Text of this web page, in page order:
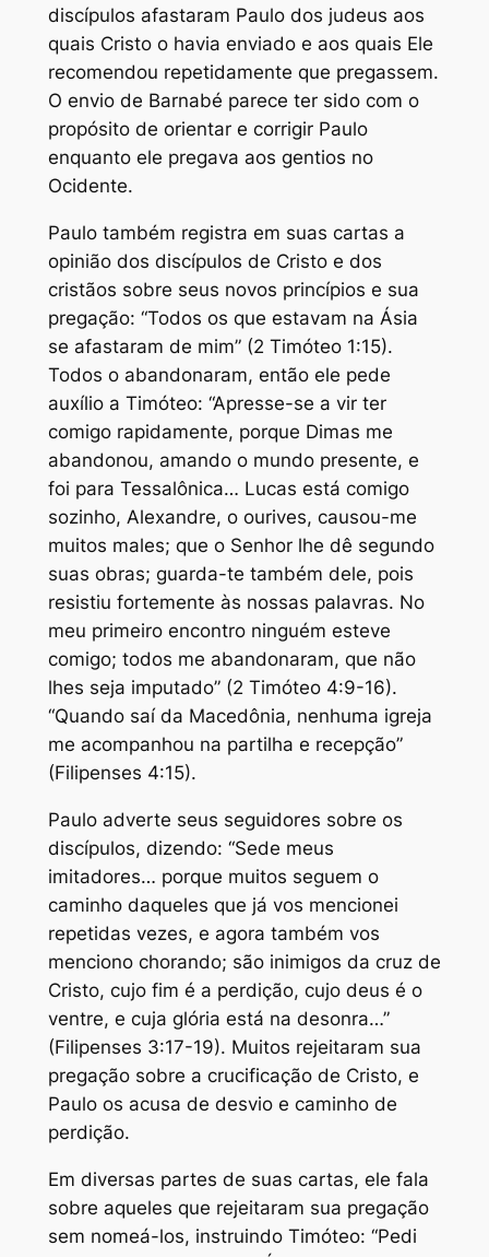
discípulos afastaram Paulo dos judeus aos
quais Cristo o havia enviado e aos quais Ele
recomendou repetidamente que pregassem.
O envio de Barnabé parece ter sido com o
propósito de orientar e corrigir Paulo
enquanto ele pregava aos gentios no
Ocidente.
Paulo também registra em suas cartas a
opinião dos discípulos de Cristo e dos
cristãos sobre seus novos princípios e sua
pregação: “Todos os que estavam na Ásia
se afastaram de mim” (2 Timóteo 1:15).
Todos o abandonaram, então ele pede
auxílio a Timóteo: “Apresse-se a vir ter
comigo rapidamente, porque Dimas me
abandonou, amando o mundo presente, e
foi para Tessalônica… Lucas está comigo
sozinho, Alexandre, o ourives, causou-me
muitos males; que o Senhor lhe dê segundo
suas obras; guarda-te também dele, pois
resistiu fortemente às nossas palavras. No
meu primeiro encontro ninguém esteve
comigo; todos me abandonaram, que não
lhes seja imputado” (2 Timóteo 4:9-16).
“Quando saí da Macedônia, nenhuma igreja
me acompanhou na partilha e recepção”
(Filipenses 4:15).
Paulo adverte seus seguidores sobre os
discípulos, dizendo: “Sede meus
imitadores… porque muitos seguem o
caminho daqueles que já vos mencionei
repetidas vezes, e agora também vos
menciono chorando; são inimigos da cruz de
Cristo, cujo fim é a perdição, cujo deus é o
ventre, e cuja glória está na desonra…”
(Filipenses 3:17-19). Muitos rejeitaram sua
pregação sobre a crucificação de Cristo, e
Paulo os acusa de desvio e caminho de
perdição.
Em diversas partes de suas cartas, ele fala
sobre aqueles que rejeitaram sua pregação
sem nomeá-los, instruindo Timóteo: “Pedi